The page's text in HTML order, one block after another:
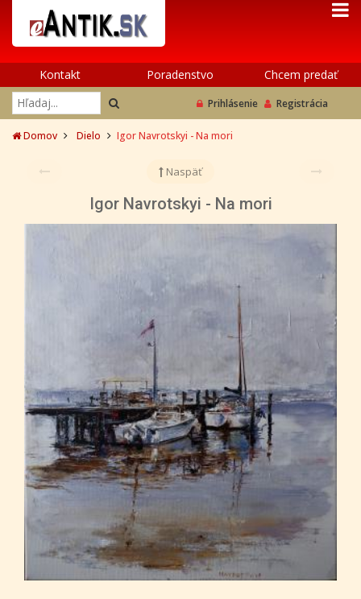
Kontakt Poradenstvo Chcem predať
Prihlásenie Registrácia
Domov Dielo Igor Navrotskyi - Na mori
Naspäť
Igor Navrotskyi - Na mori